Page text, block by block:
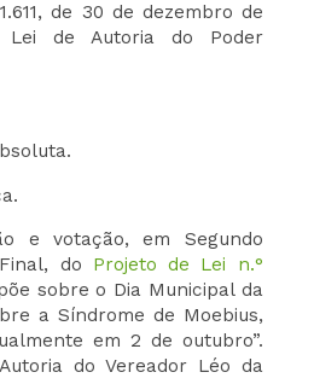
de 30 de dezembro de
Lei de Autoria do Poder
e votação, em Segundo
do Projeto de Lei n.°
sobre o Dia Municipal da
a Síndrome de Moebius,
em 2 de outubro”.
do Vereador Léo da